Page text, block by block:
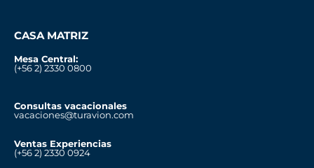
CASA MATRIZ
Mesa Central:
(+56 2) 2330 0800
Consultas vacacionales
vacaciones@turavion.com
Ventas Experiencias
(+56 2) 2330 0924